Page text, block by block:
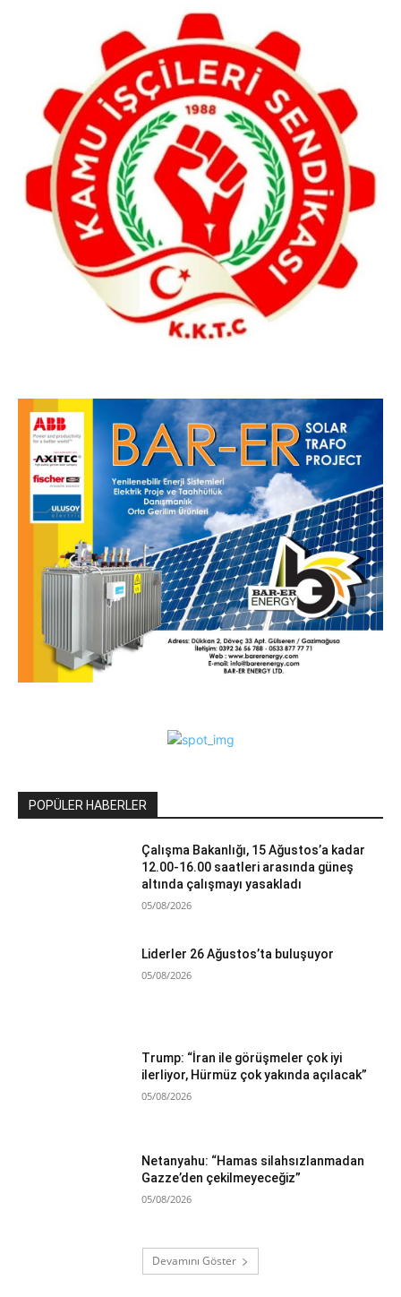
POPÜLER HABERLER
Çalışma Bakanlığı, 15 Ağustos’a kadar
12.00-16.00 saatleri arasında güneş
altında çalışmayı yasakladı
05/08/2026
Liderler 26 Ağustos’ta buluşuyor
05/08/2026
Trump: “İran ile görüşmeler çok iyi
ilerliyor, Hürmüz çok yakında açılacak”
05/08/2026
Netanyahu: “Hamas silahsızlanmadan
Gazze’den çekilmeyeceğiz”
05/08/2026
Devamını Göster